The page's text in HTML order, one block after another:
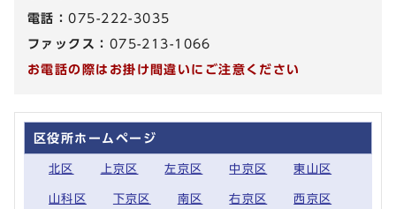
電話：075-222-3035
ファックス： 075-213-1066
お電話の際はお掛け間違いにご注意ください
区役所ホームページ
北区 上京区 左京区 中京区 東山区
山科区 下京区 南区 右京区 西京区